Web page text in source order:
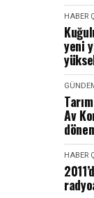
HABER
yeni
Av
HABER